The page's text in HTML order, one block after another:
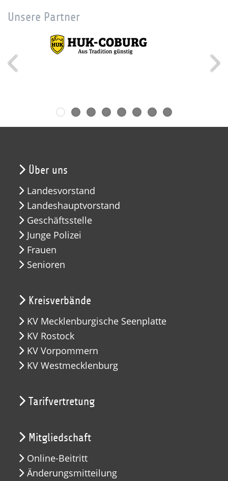
Unsere Partner
Über uns
Landesvorstand
Landeshauptvorstand
Geschäftsstelle
Junge Polizei
Frauen
Senioren
Kreisverbände
KV Mecklenburgische Seenplatte
KV Rostock
KV Vorpommern
KV Westmecklenburg
Tarifvertretung
Mitgliedschaft
Online-Beitritt
Änderungsmitteilung